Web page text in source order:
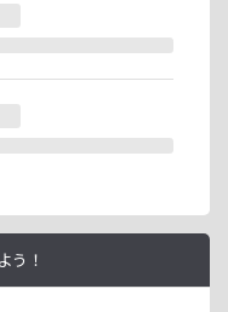
開始いただけます。
う！